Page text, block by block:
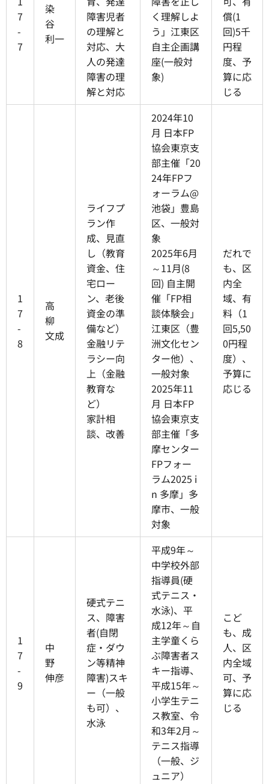
7
-
7
染
谷
利一
障害児者
の理解と
対応、大
人の発達
障害の理
解と対応
く理解しよ
う」江東区
自主企画講
座(一般対
象)
償(1
回)5千
円程
度、予
算に応
じる
1
7
-
8
高
柳
文成
ライフプ
ラン作
成、見直
し（教育
資金、住
宅ロー
ン、老後
資金の準
備など）
金融リテ
ラシー向
上（金融
教育な
ど）
家計相
談、改善
2024年10
月 日本FP
協会東京支
部主催「20
24年FPフ
ォーラム@
池袋」豊島
区、一般対
象
2025年6月
～11月(8
回) 自主開
催「FP相
談体験会」
江東区（豊
洲文化セン
ター他）、
一般対象
2025年11
月 日本FP
協会東京支
部主催「多
摩センター
FPフォー
ラム2025 i
n 多摩」多
摩市、一般
対象
だれで
も、区
内全
域、有
料（1
回5,50
0円程
度）、
予算に
応じる
1
7
-
9
中
野
伸彦
硬式テニ
ス、障害
者(自閉
症・ダウ
ン等精神
障害)スキ
ー（一般
も可）、
水泳
平成9年～
中学校外部
指導員(硬
式テニス・
水泳)、平
成12年～自
主学童くら
ぶ障害者ス
キー指導、
平成15年～
小学生テニ
ス教室、令
和3年2月～
テニス指導
（一般、ジ
ュニア）
こど
も、成
人、区
内全域
可、予
算に応
じる